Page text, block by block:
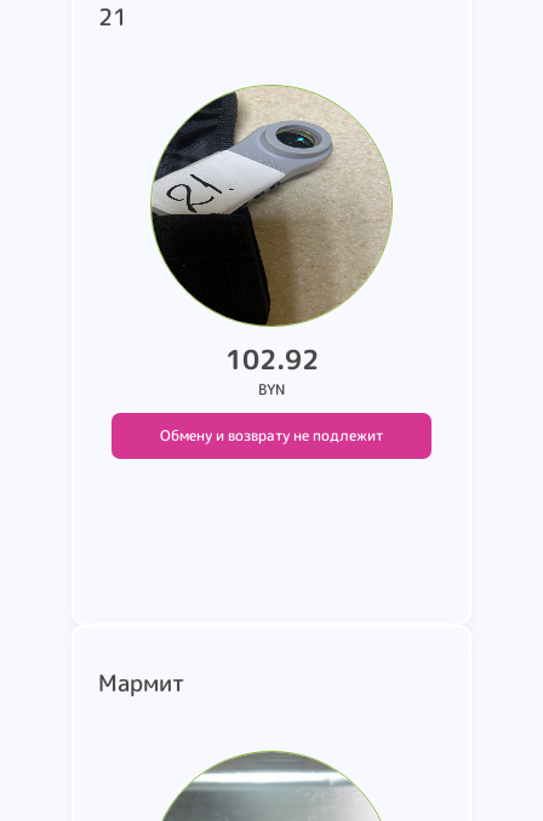
21
102.92
BYN
Обмену и возврату не подлежит
Мармит